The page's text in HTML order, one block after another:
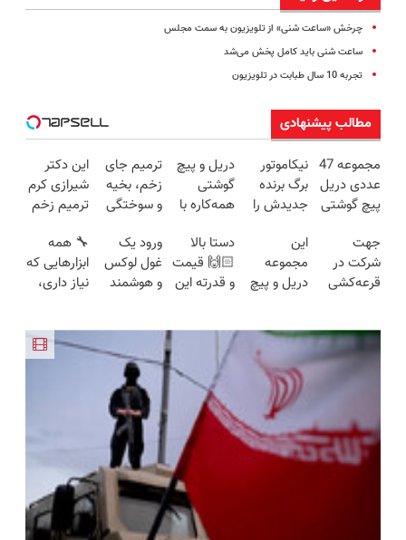
چرخش «ساعت شنی» از تلویزیون به سمت مجلس
ساعت شنی باید کامل پخش می‌شد
تجربه 10 سال طبابت در تلویزیون
مطالب پیشنهادی
مجموعه 47
عددی دریل
پیچ گوشتی
(تخفیف به
مدت
محدود)
نیکاموتور
برگ برنده
جدیدش را
وارد بازار
ایران شد
دریل و پیچ
گوشتی
همه‌کاره با
هوشمند ⚙️
(نصف
قیمت بازار
ترمیم جای
زخم، بخیه
و سوختگی
هفته!!😍
این دکتر
شیرازی کرم
ترمیم زخم
ساخت!!!
جهت
شرکت در
قرعه‌کشی
شوید
این
مجموعه
دریل و پیچ
نصف قیمت
بخر!😉
دستا بالا
🙌🏻 قیمت
و قدرته این
ورود یک
غول لوکس
و هوشمند
🔧 همه
ابزارهایی که
نیاز داری،
تخفیف به